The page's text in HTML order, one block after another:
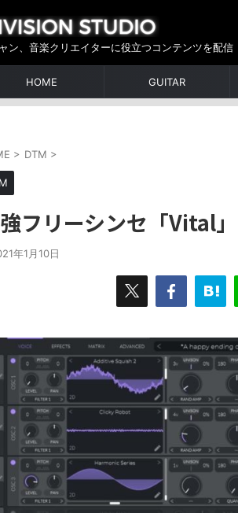
ン、音楽クリエイターに役立つコンテンツを配信
HOME GUITAR
> DTM >
フリーシンセ「Vital」
年1月10日